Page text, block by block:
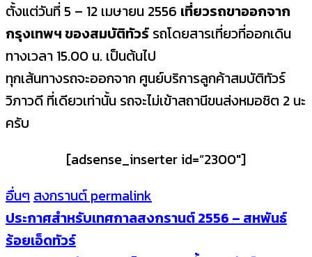
ตั้งแต่วันที่ 5 – 12 เมษายน 2556 เที่ยวรถขาออกจาก
กรุงเทพฯ ของสมบัติทัวร์ รถโดยสารเที่ยวที่ออกเดิน
ทางเวลา 15.00 น. เป็นต้นไป
ทุกเส้นทางรถจะออกจาก ศูนย์บริการลูกค้าสมบัติทัวร์
วิภาวดี ที่เดียวเท่านั้น รถจะไม่เข้าสถานีขนส่งหมอชิต 2 นะ
ครับ
[adsense_inserter id=”2300″]
อื่นๆสงกรานต์permalink
ประกาศสำหรับเทศกาลสงกรานต์ 2556 – สหพันธ์
ร้อยเอ็ดทัวร์